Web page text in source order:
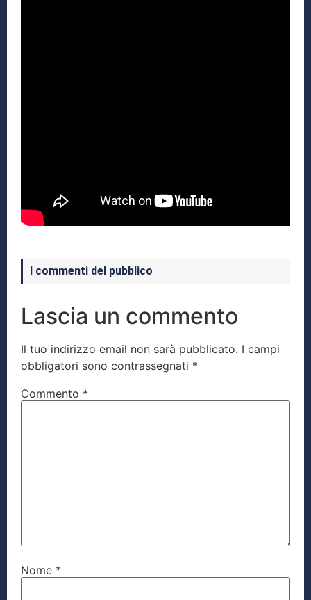
I commenti del pubblico
Lascia un commento
Il tuo indirizzo email non sarà pubblicato. I campi
obbligatori sono contrassegnati *
Commento *
Nome *